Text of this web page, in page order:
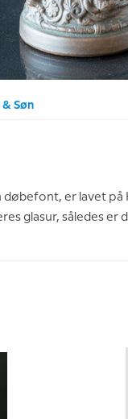
Søn
døbefont, er lavet
glasur, således er